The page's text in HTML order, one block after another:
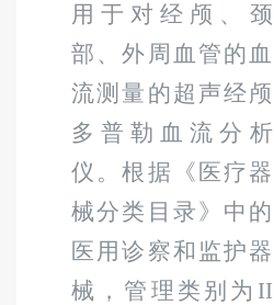
用于对经颅、颈
部、外周血管的血
流测量的超声经颅
多普勒血流分析
仪。根据《医疗器
械分类目录》中的
医用诊察和监护器
械，管理类别为 II